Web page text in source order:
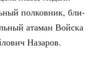
пол­ков­ник, бли­
ата­ман Вой­ска
Назаров.